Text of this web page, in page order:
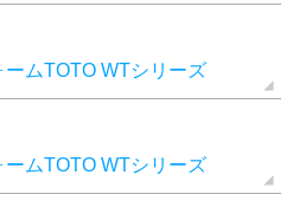
ムTOTO WTシリーズ
ムTOTO WTシリーズ